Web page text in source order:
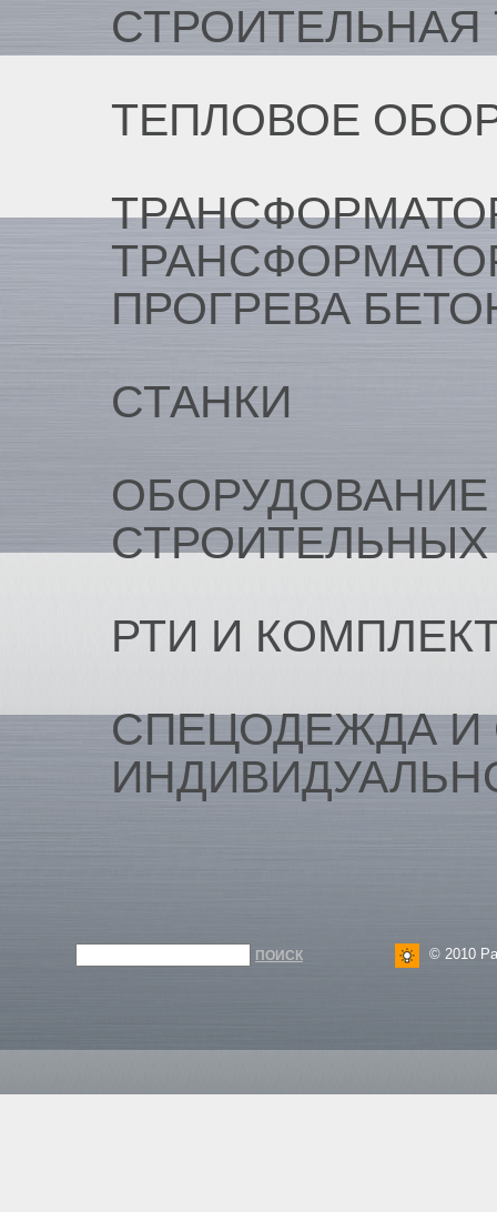
СТРОИТЕЛЬНАЯ
ТЕПЛОВОЕ
ПРОГРЕВА
СТАНКИ
РТИ И
СПЕЦОДЕЖДА И
© 2010
ПОИСК